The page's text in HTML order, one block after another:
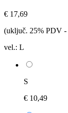
€ 17,69
(uključ. 25% PDV -
vel.: L
S
€ 10,49